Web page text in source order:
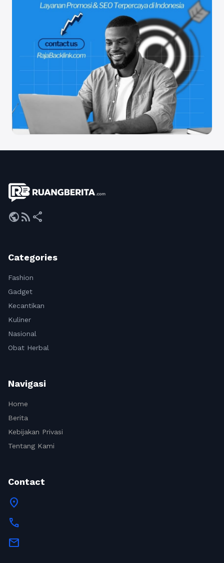
publicrss_feed share
Categories
Fashion
Gadget
Kecantikan
Kuliner
Nasional
Obat Herbal
Navigasi
Home
Berita
Kebijakan Privasi
Tentang Kami
Contact
location_on
call
mail